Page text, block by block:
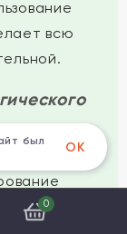
всю
не только
0
был
ОК